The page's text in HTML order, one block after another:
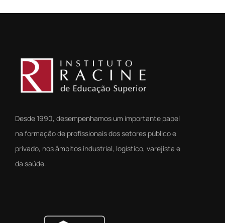
Desde 1990, desempenhamos um importante papel
na formação de profissionais dos setores público e
privado, nos âmbitos industrial, logístico, varejista e
da saúde.